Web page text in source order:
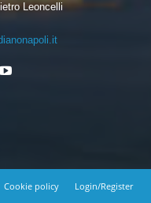
Leoncelli
Cookie policy
Login/Register